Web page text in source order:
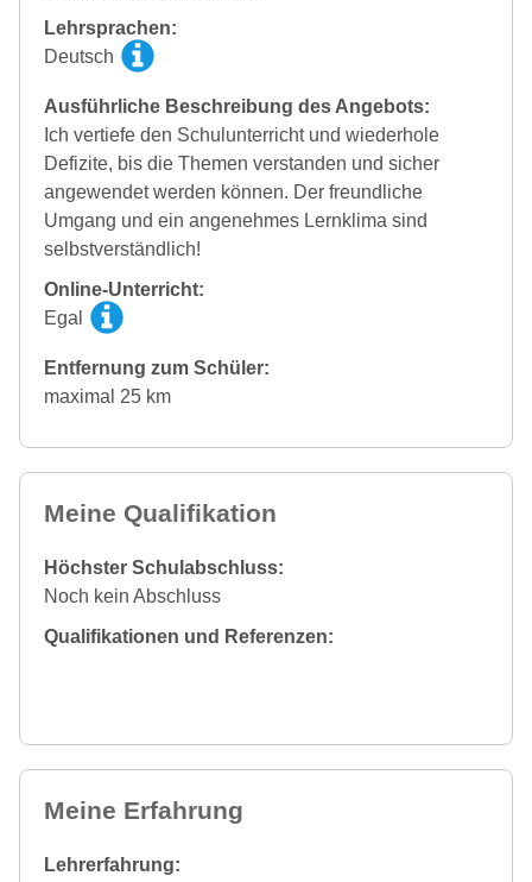
Lehrsprachen:
Deutsch
Ausführliche Beschreibung des Angebots:
Ich vertiefe den Schulunterricht und wiederhole
Defizite, bis die Themen verstanden und sicher
angewendet werden können. Der freundliche
Umgang und ein angenehmes Lernklima sind
selbstverständlich!
Online-Unterricht:
Egal
Entfernung zum Schüler:
maximal 25 km
Meine Qualifikation
Höchster Schulabschluss:
Noch kein Abschluss
Qualifikationen und Referenzen:
Meine Erfahrung
Lehrerfahrung: